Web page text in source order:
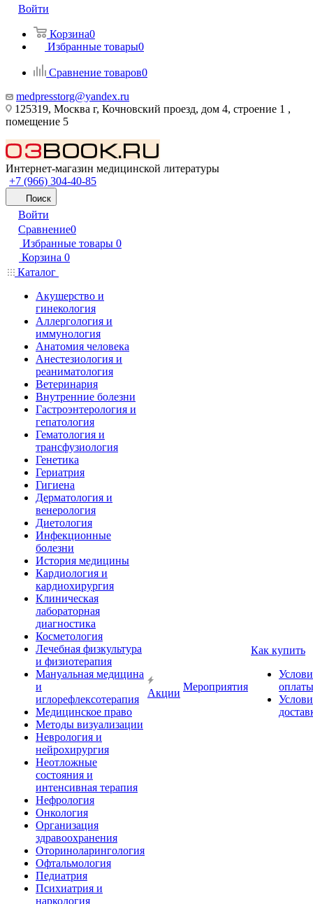
Войти
Корзина0
Избранные товары0
Сравнение товаров0
medpresstorg@yandex.ru
125319, Москва г, Кочновский проезд, дом 4, строение 1 ,
помещение 5
Интернет-магазин медицинской литературы
+7 (966) 304-40-85
Поиск
Войти
Сравнение0
Избранные товары 0
Корзина 0
Каталог
Акушерство и
гинекология
Аллергология и
иммунология
Анатомия человека
Анестезиология и
реаниматология
Ветеринария
Внутренние болезни
Гастроэнтерология и
гепатология
Гематология и
трансфузиология
Генетика
Гериатрия
Гигиена
Дерматология и
венерология
Диетология
Инфекционные
болезни
История медицины
Кардиология и
кардиохирургия
Клиническая
лабораторная
диагностика
Косметология
Лечебная физкультура
и физиотерапия
Мануальная медицина
и
иглорефлексотерапия
Медицинское право
Методы визуализации
Неврология и
нейрохирургия
Неотложные
состояния и
интенсивная терапия
Нефрология
Онкология
Организация
здравоохранения
Оториноларингология
Офтальмология
Педиатрия
Психиатрия и
наркология
Акции
Мероприятия
Как купить
оплаты